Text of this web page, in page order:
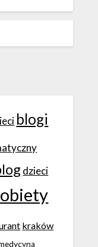
blogi
dzieci
kraków